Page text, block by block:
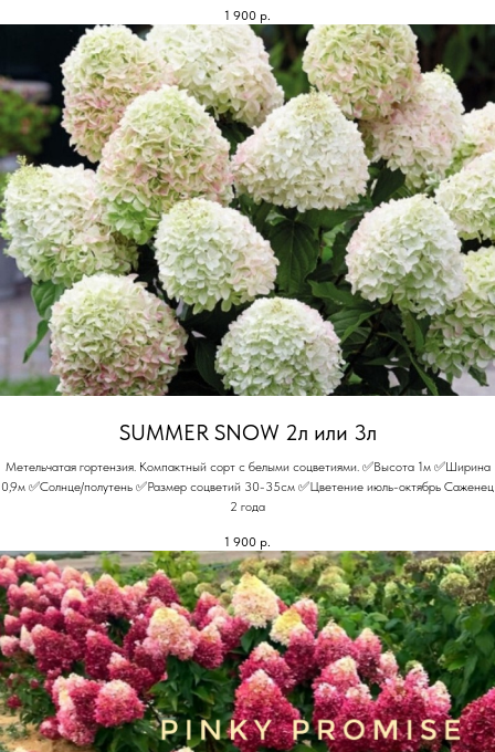
1 900 р.
SUMMER SNOW 2л или 3л
Метельчатая гортензия. Компактный сорт с белыми соцветиями. ✅Высота 1м ✅Ширина
0,9м ✅Солнце/полутень ✅Размер соцветий 30-35см ✅Цветение июль-октябрь Саженец
2 года
1 900 р.